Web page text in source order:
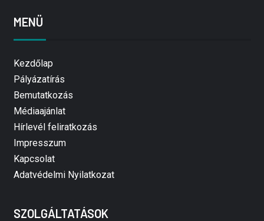
MENÜ
Kezdőlap
Pályázatírás
Bemutatkozás
Médiaajánlat
Hírlevél feliratkozás
Impresszum
Kapcsolat
Adatvédelmi Nyilatkozat
SZOLGÁLTATÁSOK